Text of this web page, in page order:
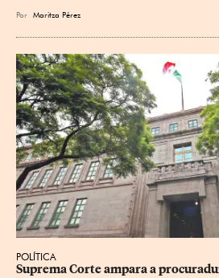
Por Maritza Pérez
POLÍTICA
Suprema Corte ampara a